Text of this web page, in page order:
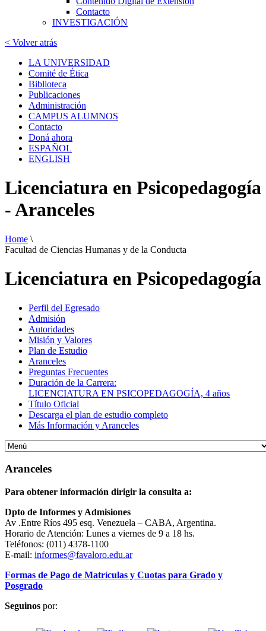
Contacto
INVESTIGACIÓN
< Volver atrás
LA UNIVERSIDAD
Comité de Ética
Biblioteca
Publicaciones
Administración
CAMPUS ALUMNOS
Contacto
Doná ahora
ESPAÑOL
ENGLISH
Licenciatura en Psicopedagogía
- Aranceles
Home \
Facultad de Ciencias Humanas y de la Conducta
Licenciatura en Psicopedagogía
Perfil del Egresado
Admisión
Autoridades
Misión y Valores
Plan de Estudio
Aranceles
Preguntas Frecuentes
Duración de la Carrera:
LICENCIATURA EN PSICOPEDAGOGÍA, 4 años
Título Oficial
Descarga el plan de estudio completo
Más Información y Aranceles
Aranceles
Para obtener información dirigir la consulta a:
Dpto de Informes y Admisiones
Av .Entre Ríos 495 esq. Venezuela – CABA, Argentina.
Horario de Atención: Lunes a viernes de 9 a 18 hs.
Teléfonos: (011) 4378-1100
E-mail: informes@favaloro.edu.ar
Formas de Pago de Matrículas y Cuotas para Grado y
Posgrado
Seguinos por: